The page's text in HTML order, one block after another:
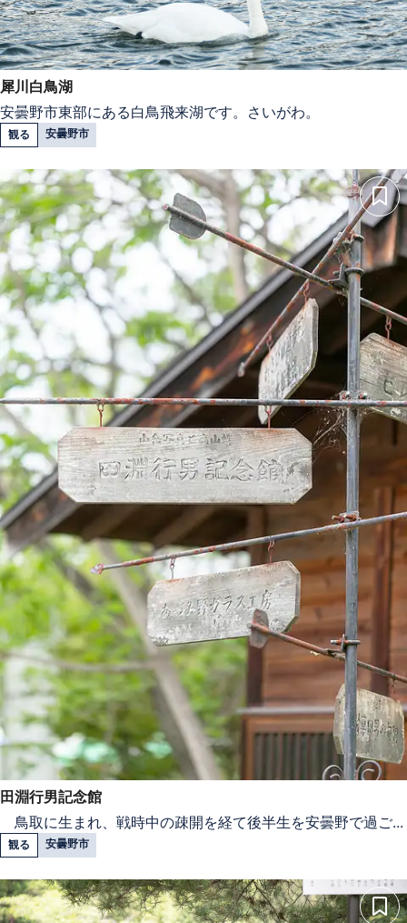
犀川白鳥湖
安曇野市東部にある白鳥飛来湖です。さいがわ。
観る 安曇野市
田淵行男記念館
鳥取に生まれ、戦時中の疎開を経て後半生を安曇野で過ご...
観る 安曇野市